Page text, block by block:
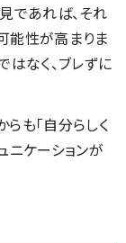
であれば、それ
能性が高まりま
はなく、ブレずに
も「自分らしく
ニケーションが